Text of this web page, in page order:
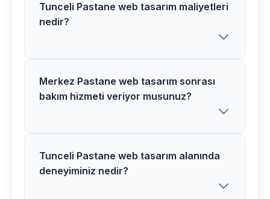
Merkez bölgesindeki Pastane web
tasarım projelerimiz proje kapsamına
alabilirsiniz.
Tunceli Pastane web tasarım maliyetleri
nedir?
Tunceli bölgesinde Pastane web tasarım
maliyetleri proje detaylarına göre
Merkez Pastane web tasarım sonrası
bakım hizmeti veriyor musunuz?
Evet, Merkez bölgesindeki tüm Pastane
web tasarım projelerimizde 1 yıl ücretsiz
Tunceli Pastane web tasarım alanında
deneyiminiz nedir?